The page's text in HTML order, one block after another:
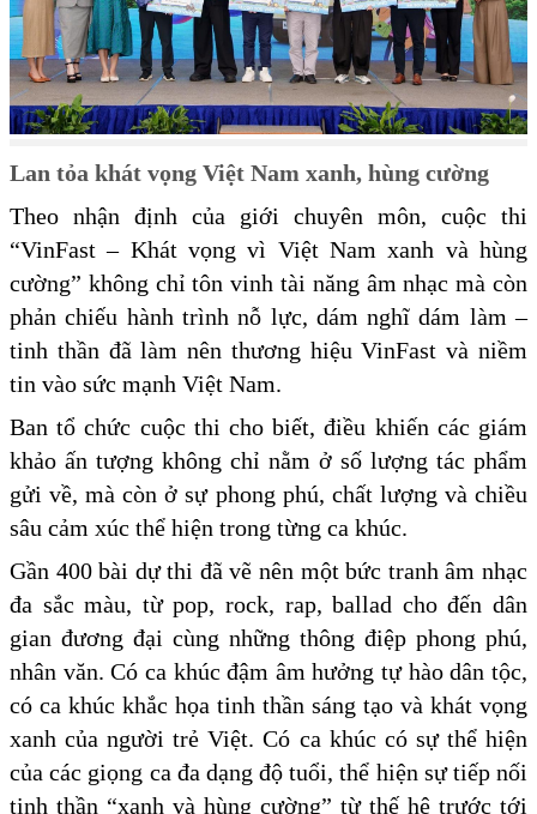
Lan tỏa khát vọng Việt Nam xanh, hùng cường
Theo nhận định của giới chuyên môn, cuộc thi
“VinFast – Khát vọng vì Việt Nam xanh và hùng
cường” không chỉ tôn vinh tài năng âm nhạc mà còn
phản chiếu hành trình nỗ lực, dám nghĩ dám làm –
tinh thần đã làm nên thương hiệu VinFast và niềm
tin vào sức mạnh Việt Nam.
Ban tổ chức cuộc thi cho biết, điều khiến các giám
khảo ấn tượng không chỉ nằm ở số lượng tác phẩm
gửi về, mà còn ở sự phong phú, chất lượng và chiều
sâu cảm xúc thể hiện trong từng ca khúc.
Gần 400 bài dự thi đã vẽ nên một bức tranh âm nhạc
đa sắc màu, từ pop, rock, rap, ballad cho đến dân
gian đương đại cùng những thông điệp phong phú,
nhân văn. Có ca khúc đậm âm hưởng tự hào dân tộc,
có ca khúc khắc họa tinh thần sáng tạo và khát vọng
xanh của người trẻ Việt. Có ca khúc có sự thể hiện
của các giọng ca đa dạng độ tuổi, thể hiện sự tiếp nối
tinh thần “xanh và hùng cường” từ thế hệ trước tới